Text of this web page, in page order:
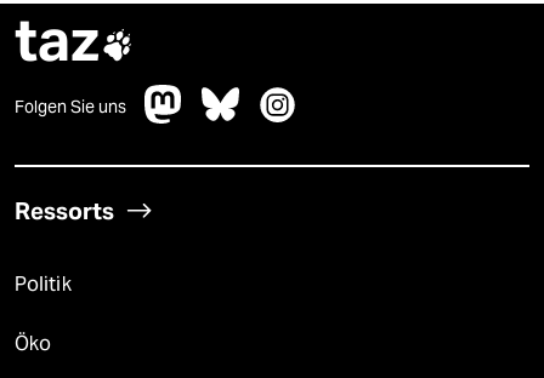
taz
Folgen Sie uns
Ressorts
Politik
Öko